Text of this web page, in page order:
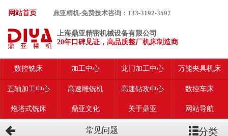
网站首页 鼎亚精机-免费技术咨询：133-3192-3597
上海鼎亚精密机械设备有限公司
20年口碑见证，高品质整厂机床制造商
数控铣床 加工中心 龙门加工中心 万能夹具机床
五轴加工中心 高速雕铣机 高速钻攻中心 数控车床
炮塔式铣床 鼎亚文化 关于鼎亚 网站导航
常见问题 分类